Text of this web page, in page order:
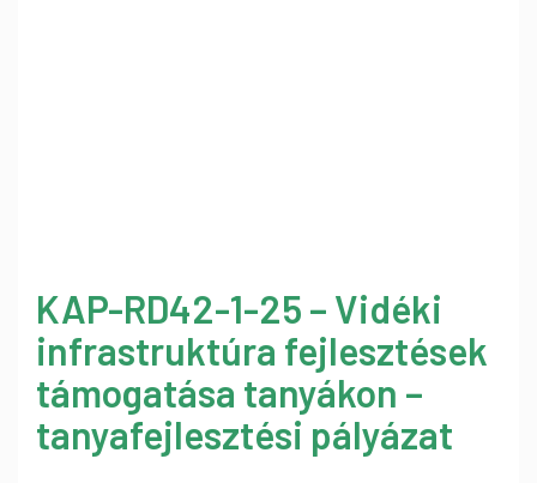
KAP-RD42-1-25 – Vidéki
infrastruktúra fejlesztések
támogatása tanyákon –
tanyafejlesztési pályázat